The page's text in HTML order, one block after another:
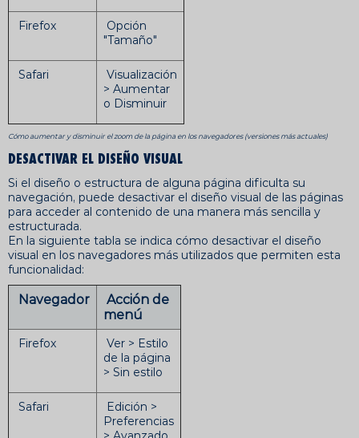
Firefox
Opción
"Tamaño"
Safari
Visualización
> Aumentar
o Disminuir
Cómo aumentar y disminuir el zoom de la página en los navegadores (versiones más actuales)
DESACTIVAR EL DISEÑO VISUAL
Si el diseño o estructura de alguna página dificulta su
navegación, puede desactivar el diseño visual de las páginas
para acceder al contenido de una manera más sencilla y
estructurada.
En la siguiente tabla se indica cómo desactivar el diseño
visual en los navegadores más utilizados que permiten esta
funcionalidad:
Navegador
Acción de
menú
Firefox
Ver > Estilo
de la página
> Sin estilo
Safari
Edición >
Preferencias